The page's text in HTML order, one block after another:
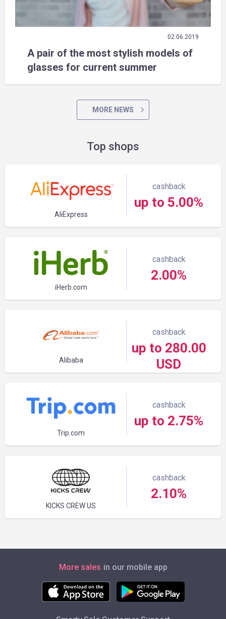
02.06.2019
A pair of the most stylish models of
glasses for current summer
MORE NEWS
Top shops
AliExpress
cashback
up to 5.00%
iHerb.com
cashback
2.00%
Alibaba
cashback
up to 280.00
USD
Trip.com
cashback
up to 2.75%
KICKS CREW US
cashback
2.10%
More sales in our mobile app